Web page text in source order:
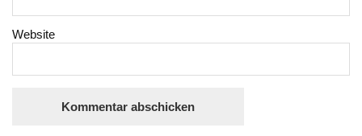
Website